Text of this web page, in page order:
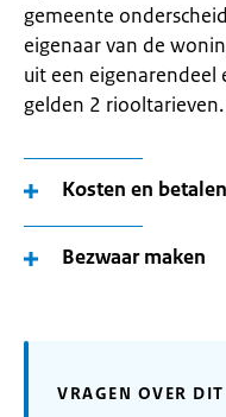
gemeente
eigenaar van de
uit een eigenarendeel
gelden 2 riooltarieven.
Kosten en betalen
Bezwaar maken
VRAGEN OVER